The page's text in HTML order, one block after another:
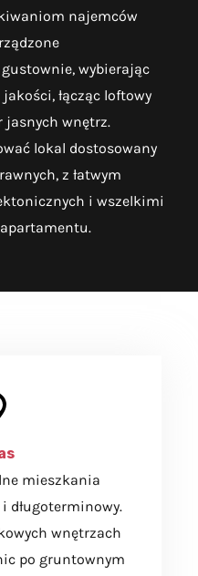
najemców
wybierając
łącząc loftowy
jasnych wnętrz.
lokal dostosowany
z łatwym
i wszelkimi
mieszkania
długoterminowy.
wnętrzach
po gruntownym